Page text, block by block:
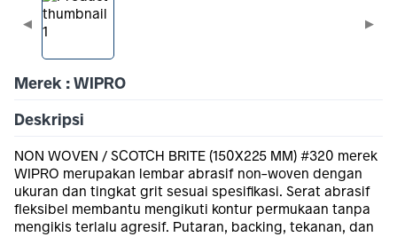
◀ ▶
Merek : WIPRO
Deskripsi
NON WOVEN / SCOTCH BRITE (150X225 MM) #320 merek
WIPRO merupakan lembar abrasif non-woven dengan
ukuran dan tingkat grit sesuai spesifikasi. Serat abrasif
fleksibel membantu mengikuti kontur permukaan tanpa
mengikis terlalu agresif. Putaran, backing, tekanan, dan